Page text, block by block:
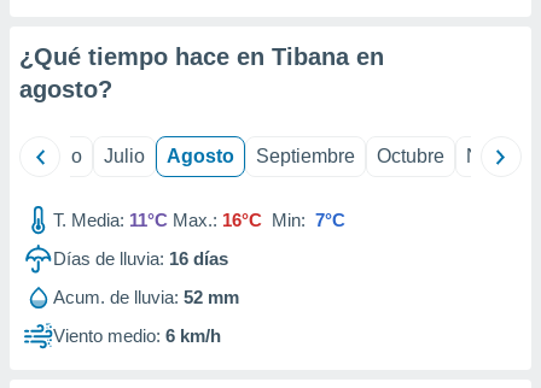
e
de
¿Qué tiempo hace en Tibana en
agosto?
Junio Julio Agosto Septiembre Octubre
T. Media: 11°C Max.: 16°C Min: 7°C
Días de lluvia: 16 días
Acum. de lluvia: 52 mm
Viento medio: 6 km/h